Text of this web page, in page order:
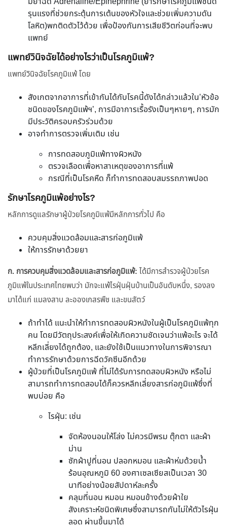
รุนแรงที่ช่วยกระตุ้นการเต้นของหัวใจและช่วยเพิ่มความดัน
โลหิต)พกติดตัวไว้ด้วย เพื่อป้องกันการเสียชีวิตก่อนที่จะพบ
แพทย์
แพทย์วินิจฉัยได้อย่างไรว่าเป็นโรคภูมิแพ้?
แพทย์วินิจฉัยโรคภูมิแพ้ โดย
สังเกตจากอาการที่เข้ากันได้กับโรคนี้ดังได้กล่าวแล้วใน’หัวข้อ
ชนิดของโรคภูมิแพ้ฯ’, การมีอาการเรื้อรังเป็นๆหายๆ, การมัก
มีประวัติครอบครัวร่วมด้วย
อาจทำการตรวจเพิ่มเติม เช่น
การทดสอบภูมิแพ้ทางผิวหนัง
ตรวจเลือดเพื่อหาสาเหตุของอาการที่แพ้
กรณีที่เป็นโรคหืด ก็ทำการทดสอบสมรรถภาพปอด
รักษาโรคภูมิแพ้อย่างไร?
หลักการดูแลรักษาผู้ป่วยโรคภูมิแพ้มีหลักการทั่วไป คือ
ควบคุมสิ่งแวดล้อมและสารก่อภูมิแพ้
ให้การรักษาด้วยยา
ก. การควบคุมสิ่งแวดล้อมและสารก่อภูมิแพ้: ได้มีการสำรวจผู้ป่วยโรค
ภูมิแพ้ในประเทศไทยพบว่า มักจะแพ้ไรฝุ่นฝุ่นบ้านเป็นอันดับหนึ่ง, รองลง
มาได้แก่ แมลงสาบ ละอองเกสรพืช และขนสัตว์
ถ้าทำได้ แนะนำให้ทำการทดสอบผิวหนังในผู้เป็นโรคภูมิแพ้ทุก
คน โดยมีวัตถุประสงค์เพื่อให้เกิดความชัดเจนว่าแพ้อะไร จะได้
หลีกเลี่ยงได้ถูกต้อง, และยังใช้เป็นแนวทางในการพิจารณา
ทำการรักษาด้วยการฉีดวัคซีนอีกด้วย
ผู้ป่วยที่เป็นโรคภูมิแพ้ ที่ไม่ได้รับการทดสอบผิวหนัง หรือไม่
สามารถทำการทดสอบได้ก็ควรหลีกเลี่ยงสารก่อภูมิแพ้ซึ่งที่
พบบ่อย คือ
ไรฝุ่น: เช่น
จัดห้องนอนให้โล่ง ไม่ควรมีพรม ตุ๊กตา และผ้า
ม่าน
ซักผ้าปูที่นอน ปลอกหมอน และผ้าห่มด้วยน้ำ
ร้อนอุณหภูมิ 60 องศาเซลเซียสเป็นเวลา 30
นาทีอย่างน้อยสัปดาห์ละครั้ง
คลุมที่นอน หมอน หมอนข้างด้วยผ้าใย
สังเคราะห์ชนิดพิเศษซึ่งสามารถกันไม่ให้ตัวไรฝุ่น
ลอด ผ่านขึ้นมาได้